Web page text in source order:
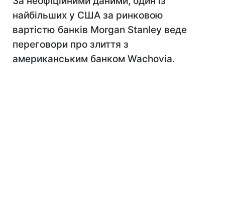
найбільших у США за ринковою
вартістю банків Morgan Stanley веде
переговори про злиття з
американським банком Wachovia.